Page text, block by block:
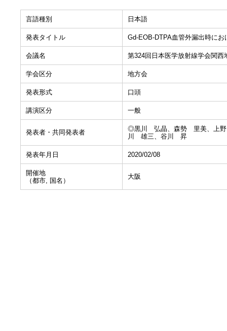
言語種別 日本語
発表タイトル Gd-EOB-DTPA血管外漏出時に
会議名 第324回日本医学放射線学会関
学会区分 地方会
発表形式 口頭
講演区分 一般
発表者・共同発表者
◎黒川 弘晶、森勢 里美、上
川 雄三、谷川 昇
発表年月日 2020/02/08
開催地
（都市, 国名）
大阪